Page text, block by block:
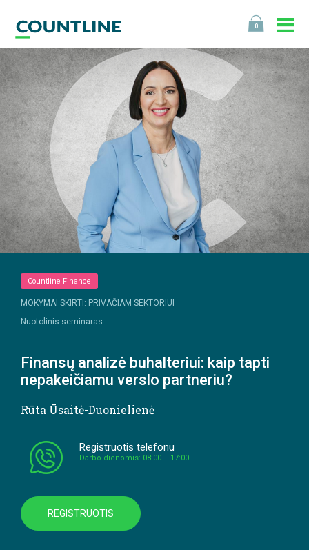
0
Countline Finance
MOKYMAI SKIRTI: PRIVAČIAM SEKTORIUI
Nuotolinis seminaras.
Finansų analizė buhalteriui: kaip tapti
nepakeičiamu verslo partneriu?
Rūta Ūsaitė-Duonielienė
Registruotis telefonu
Darbo dienomis: 08:00 – 17:00
REGISTRUOTIS